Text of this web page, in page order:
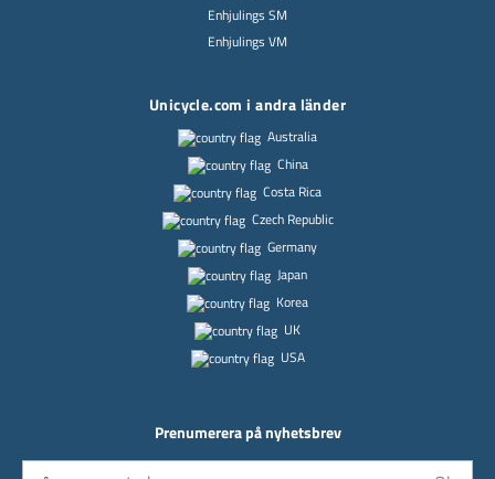
Enhjulings SM
Enhjulings VM
Unicycle.com i andra länder
Australia
China
Costa Rica
Czech Republic
Germany
Japan
Korea
UK
USA
Prenumerera på nyhetsbrev